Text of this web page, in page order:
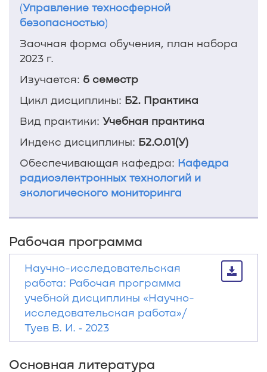
(Управление техносферной
безопасностью)
Заочная форма обучения, план набора
2023 г.
Изучается: 6 семестр
Цикл дисциплины: Б2. Практика
Вид практики: Учебная практика
Индекс дисциплины: Б2.О.01(У)
Обеспечивающая кафедра: Кафедра
радиоэлектронных технологий и
экологического мониторинга
Рабочая программа
Научно-исследовательская
работа: Рабочая программа
учебной дисциплины «Научно-
исследовательская работа»/
Туев В. И. ‐ 2023
Основная литература